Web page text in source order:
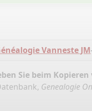
Vanneste JM
Sie beim
Genealogie